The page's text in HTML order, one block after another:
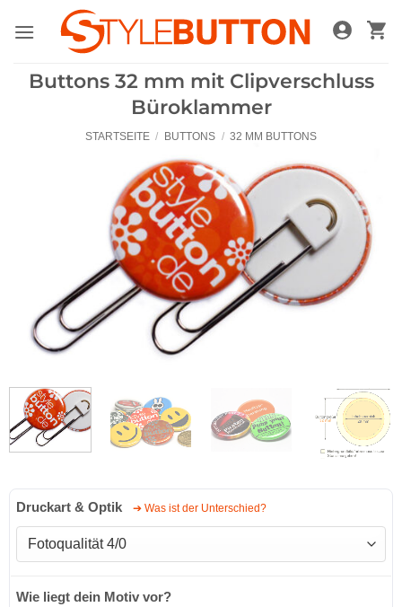
Inhalt
Buttons 32 mm mit Clipverschluss
Büroklammer
STARTSEITE / BUTTONS / 32 MM BUTTONS
Druckart & Optik ➔ Was ist der Unterschied?
Wie liegt dein Motiv vor?